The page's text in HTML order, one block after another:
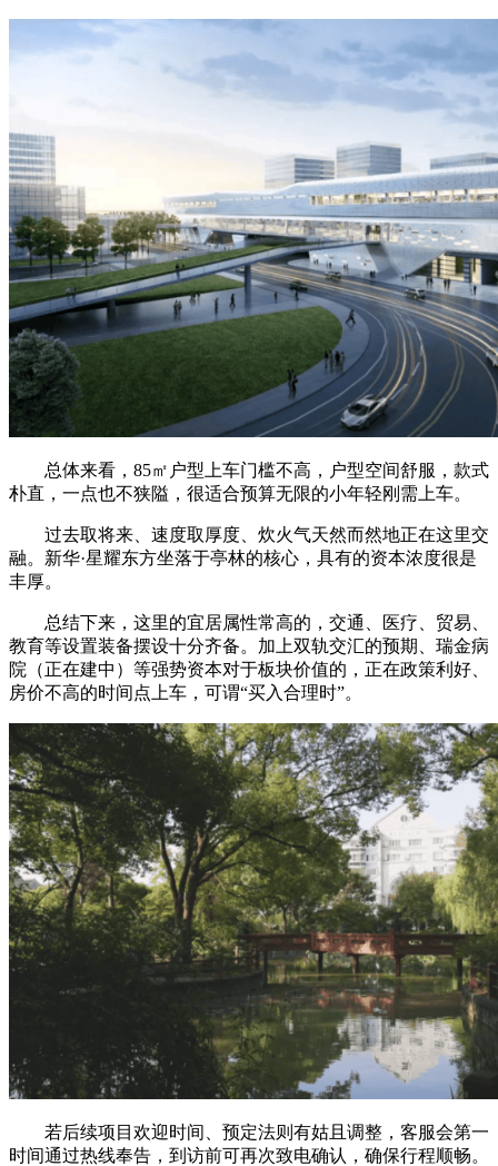
总体来看，85㎡户型上车门槛不高，户型空间舒服，款式
朴直，一点也不狭隘，很适合预算无限的小年轻刚需上车。
过去取将来、速度取厚度、炊火气天然而然地正在这里交
融。新华·星耀东方坐落于亭林的核心，具有的资本浓度很是
丰厚。
总结下来，这里的宜居属性常高的，交通、医疗、贸易、
教育等设置装备摆设十分齐备。加上双轨交汇的预期、瑞金病
院（正在建中）等强势资本对于板块价值的，正在政策利好、
房价不高的时间点上车，可谓“买入合理时”。
若后续项目欢迎时间、预定法则有姑且调整，客服会第一
时间通过热线奉告，到访前可再次致电确认，确保行程顺畅。